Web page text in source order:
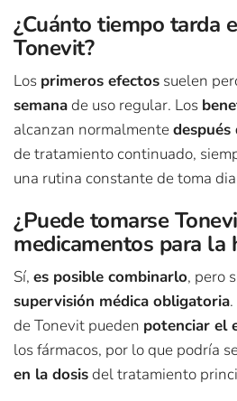
¿Cuánto tiempo tarda
Tonevit?
Los primeros efectos suelen
semanade uso regular. Los
alcanzan normalmentedespués
de tratamiento continuado,
una rutina constante de toma
¿Puede tomarse
medicamentos para la
Sí, es posible combinarlo, pero
supervisión médica obligatoria
de Tonevit pueden potenciar el
los fármacos, por lo que podría
en la dosisdel tratamiento